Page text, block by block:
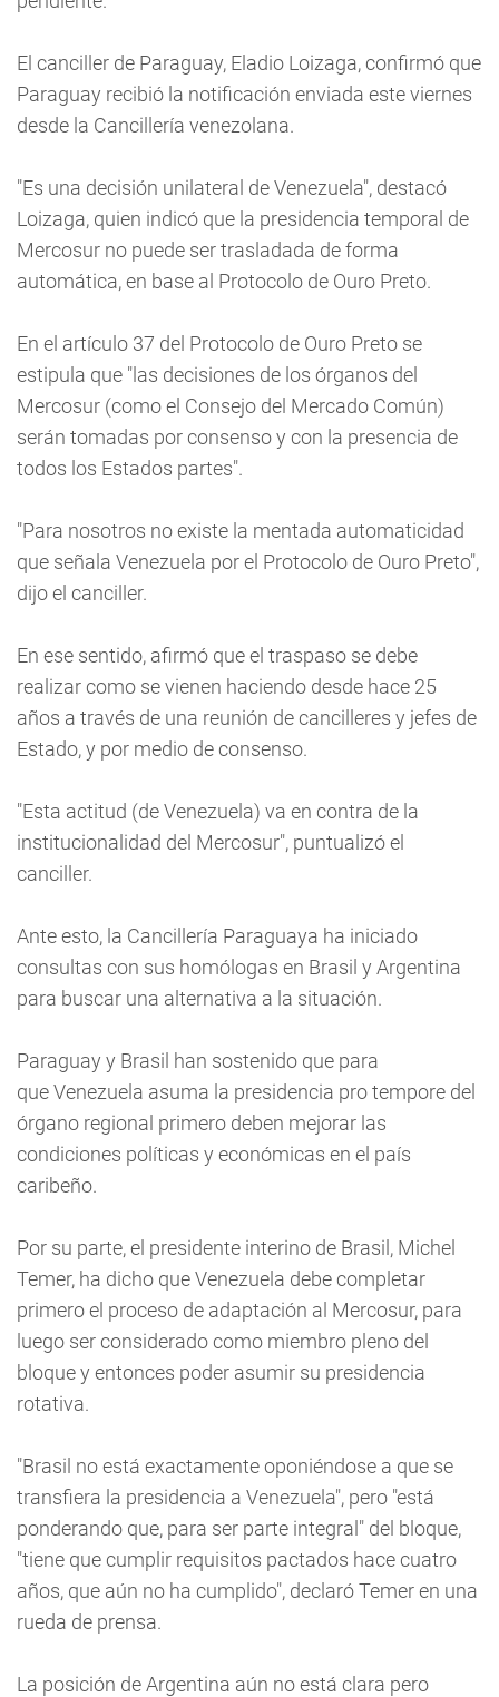
El canciller de Paraguay, Eladio Loizaga, confirmó que
Paraguay recibió la notificación enviada este viernes
desde la Cancillería venezolana.
"Es una decisión unilateral de Venezuela", destacó
Loizaga, quien indicó que la presidencia temporal de
Mercosur no puede ser trasladada de forma
automática, en base al Protocolo de Ouro Preto.
En el artículo 37 del Protocolo de Ouro Preto se
estipula que "las decisiones de los órganos del
Mercosur (como el Consejo del Mercado Común)
serán tomadas por consenso y con la presencia de
todos los Estados partes".
"Para nosotros no existe la mentada automaticidad
que señala Venezuela por el Protocolo de Ouro Preto",
dijo el canciller.
En ese sentido, afirmó que el traspaso se debe
realizar como se vienen haciendo desde hace 25
años a través de una reunión de cancilleres y jefes de
Estado, y por medio de consenso.
"Esta actitud (de Venezuela) va en contra de la
institucionalidad del Mercosur", puntualizó el
canciller.
Ante esto, la Cancillería Paraguaya ha iniciado
consultas con sus homólogas en Brasil y Argentina
para buscar una alternativa a la situación.
Paraguay y Brasil han sostenido que para
que Venezuela asuma la presidencia pro tempore del
órgano regional primero deben mejorar las
condiciones políticas y económicas en el país
caribeño.
Por su parte, el presidente interino de Brasil, Michel
Temer, ha dicho que Venezuela debe completar
primero el proceso de adaptación al Mercosur, para
luego ser considerado como miembro pleno del
bloque y entonces poder asumir su presidencia
rotativa.
"Brasil no está exactamente oponiéndose a que se
transfiera la presidencia a Venezuela", pero "está
ponderando que, para ser parte integral" del bloque,
"tiene que cumplir requisitos pactados hace cuatro
años, que aún no ha cumplido", declaró Temer en una
rueda de prensa.
La posición de Argentina aún no está clara pero